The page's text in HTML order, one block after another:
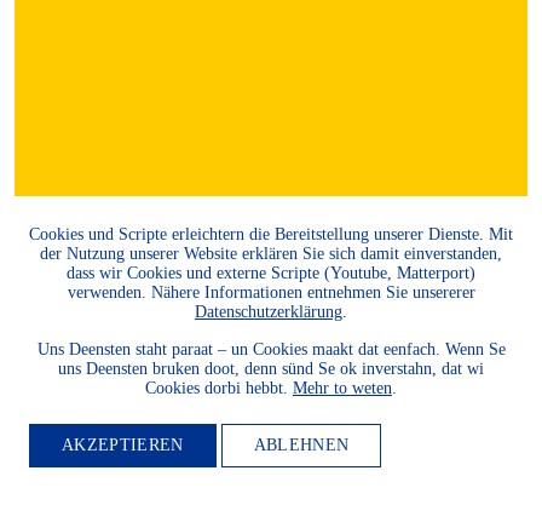
Cookies und Scripte erleichtern die Bereitstellung unserer Dienste. Mit
der Nutzung unserer Website erklären Sie sich damit einverstanden,
dass wir Cookies und externe Scripte (Youtube, Matterport)
verwenden. Nähere Informationen entnehmen Sie unsererer
Datenschutzerklärung
Uns Deensten staht paraat – un Cookies maakt dat eenfach. Wenn Se
uns Deensten bruken doot, denn sünd Se ok inverstahn, dat wi
Cookies dorbi hebbt. Mehr to weten
AKZEPTIEREN ABLEHNEN